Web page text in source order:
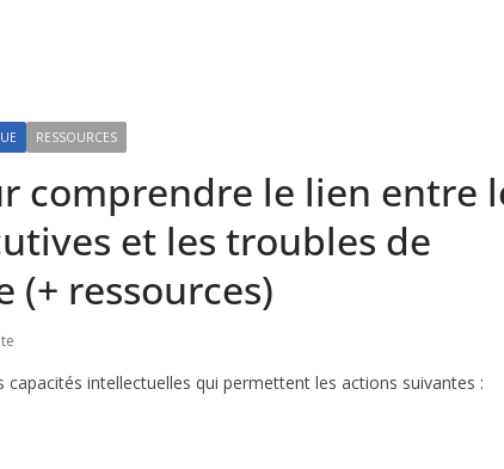
RESSOURCES
comprendre le lien entre
et les troubles de
(+ ressources)
intellectuelles qui permettent les actions suivantes :